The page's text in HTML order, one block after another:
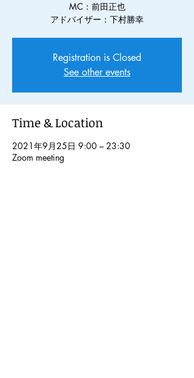
MC：前田正也
アドバイザー：下村勝幸
Registration is Closed
See other events
Time & Location
2021年9月25日 9:00 – 23:30
Zoom meeting